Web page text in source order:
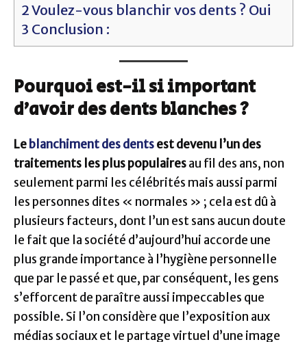
2Voulez-vous blanchir vos dents ? Oui
3 Conclusion :
Pourquoi est-il si important
d’avoir des dents blanches ?
Leblanchiment des dentsest devenu l’un des
traitements les plus populairesau fil des ans, non
seulement parmi les célébrités mais aussi parmi
les personnes dites « normales » ; cela est dû à
plusieurs facteurs, dont l’un est sans aucun doute
le fait que la société d’aujourd’hui accorde une
plus grande importance à l’hygiène personnelle
que par le passé et que, par conséquent, les gens
s’efforcent de paraître aussi impeccables que
possible. Si l’on considère que l’exposition aux
médias sociaux et le partage virtuel d’une image